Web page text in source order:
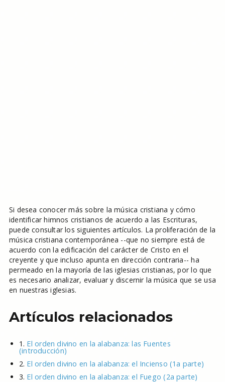
Si desea conocer más sobre la música cristiana y cómo
identificar himnos cristianos de acuerdo a las Escrituras,
puede consultar los siguientes artículos. La proliferación de la
música cristiana contemporánea --que no siempre está de
acuerdo con la edificación del carácter de Cristo en el
creyente y que incluso apunta en dirección contraria-- ha
permeado en la mayoría de las iglesias cristianas, por lo que
es necesario analizar, evaluar y discernir la música que se usa
en nuestras iglesias.
Artículos relacionados
1. El orden divino en la alabanza: las Fuentes
(introducción)
2. El orden divino en la alabanza: el Incienso (1a parte)
3. El orden divino en la alabanza: el Fuego (2a parte)